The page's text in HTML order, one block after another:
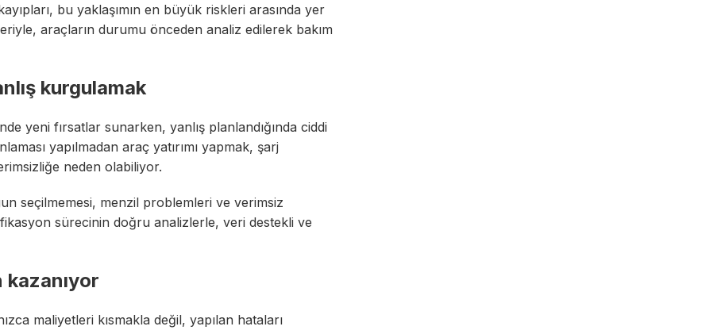
bu yaklaşımın en büyük riskleri arasında yer
araçların durumu önceden analiz edilerek bakım
kurgulamak
yeni fırsatlar sunarken, yanlış planlandığında ciddi
yapılmadan araç yatırımı yapmak, şarj
neden olabiliyor.
seçilmemesi, menzil problemleri ve verimsiz
sürecinin doğru analizlerle, veri destekli ve
kazanıyor
maliyetleri kısmakla değil, yapılan hataları